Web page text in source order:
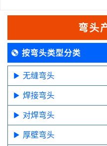
弯头
按弯头类型分类
无缝弯头
焊接弯头
对焊弯头
厚壁弯头